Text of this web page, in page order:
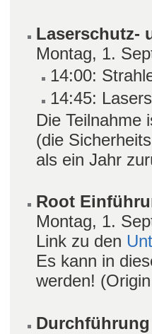
Laserschutz-
Montag, 1.
14:00:
14:45:
Die Teilnahme
(die
als ein Jahr
Root
Montag, 1.
Link zu den
Es kann in
werden!